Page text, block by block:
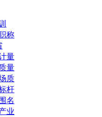
称
量
量
质
杆
名
业